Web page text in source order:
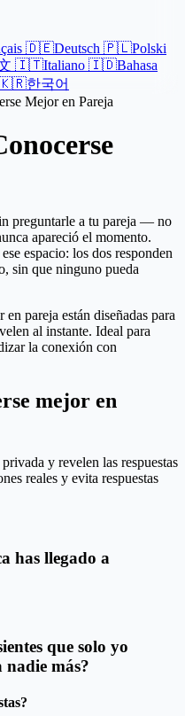
🇩🇪Deutsch 🇵🇱Polski
🇮🇹Italiano 🇮🇩Bahasa
한국어
Mejor en Pareja
preguntarle a tu pareja — no
apareció el momento.
espacio: los dos responden
sin que ninguno pueda
pareja están diseñadas para
al instante. Ideal para
la conexión con
mejor en
y revelen las respuestas
reales y evita respuestas
has llegado a
que solo yo
nadie más?